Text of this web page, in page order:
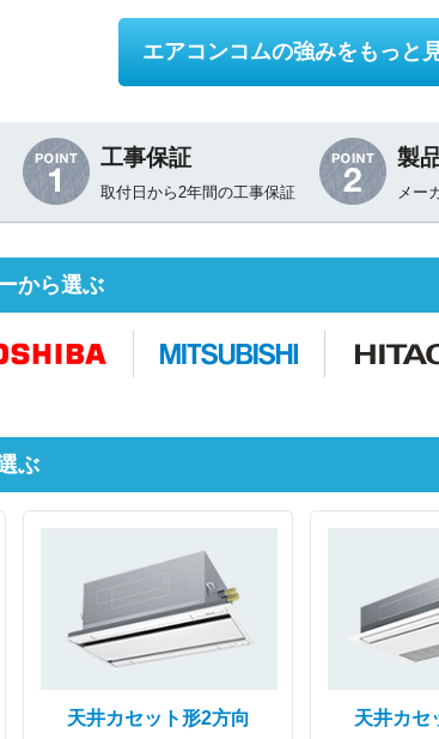
エアコンコムの強みをもっと
工事保証
取付日から2年間の工事保証
製
メー
から選ぶ
ぶ
天井カセット形2方向 天井カセ
お名前
電話番号
メールアドレス
お問合せ内容
その他